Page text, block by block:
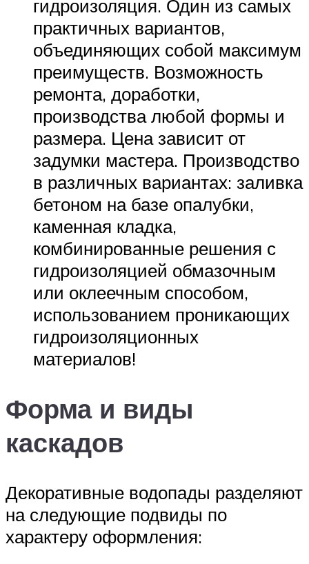
гидроизоляция. Один из самых
практичных вариантов,
объединяющих собой максимум
преимуществ. Возможность
ремонта, доработки,
производства любой формы и
размера. Цена зависит от
задумки мастера. Производство
в различных вариантах: заливка
бетоном на базе опалубки,
каменная кладка,
комбинированные решения с
гидроизоляцией обмазочным
или оклеечным способом,
использованием проникающих
гидроизоляционных
материалов!
Форма и виды
каскадов
Декоративные водопады разделяют
на следующие подвиды по
характеру оформления: